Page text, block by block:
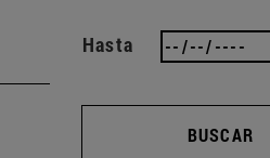
Hasta
BUSCAR